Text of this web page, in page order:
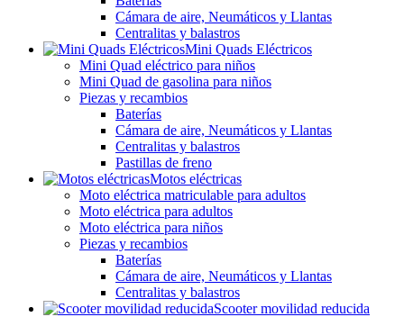
Cámara de aire, Neumáticos y Llantas
Centralitas y balastros
Mini Quads Eléctricos
Mini Quad eléctrico para niños
Mini Quad de gasolina para niños
Piezas y recambios
Baterías
Cámara de aire, Neumáticos y Llantas
Centralitas y balastros
Pastillas de freno
Motos eléctricas
Moto eléctrica matriculable para adultos
Moto eléctrica para adultos
Moto eléctrica para niños
Piezas y recambios
Baterías
Cámara de aire, Neumáticos y Llantas
Centralitas y balastros
Scooter movilidad reducida